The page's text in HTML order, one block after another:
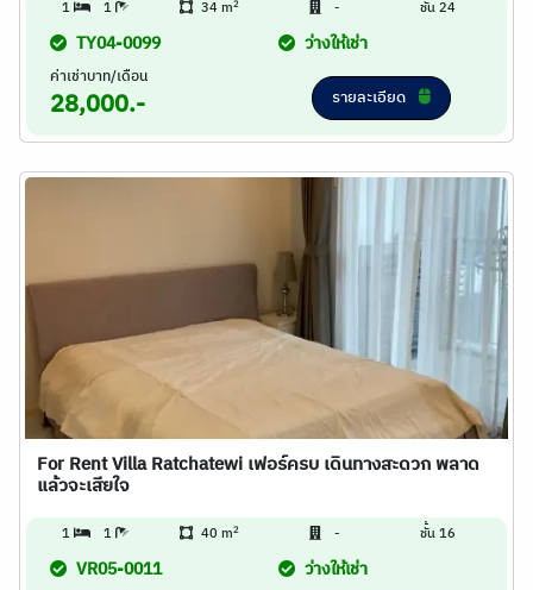
1 1 34 m2 - ชั้น 24
TY04-0099 ว่างให้เช่า
ค่าเช่าบาท/เดือน
28,000.- รายละเอียด
For Rent Villa Ratchatewi เฟอร์ครบ เดินทางสะดวก พลาด
แล้วจะเสียใจ
1 1 40 m2 - ชั้น 16
VR05-0011 ว่างให้เช่า